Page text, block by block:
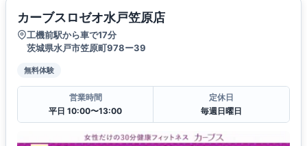
カーブスロゼオ水戸笠原店
工機前駅から車で17分
茨城県水戸市笠原町978ー39
無料体験
営業時間
平日 10:00〜13:00
定休日
毎週日曜日